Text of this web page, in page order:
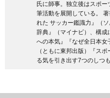
氏に師事。独立後はスポ
筆活動を展開している。
れた サッカー鑑識力』（
辞典』（マイナビ）、構成
への本気』『なぜ全日本女
（ともに東邦出版）『ス
る気を引き出す7つのしつ